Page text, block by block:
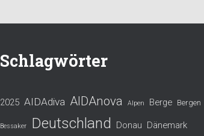
Schlagwörter
2025 AIDAdiva AIDAnova Alpen Berge Bergen
Bessaker Deutschland Donau Dänemark